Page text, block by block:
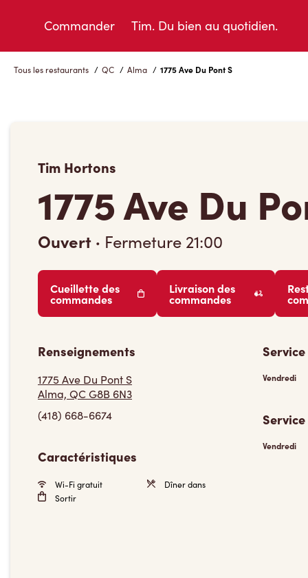
Commander Tim. Du bien au quotidien.
Tous les restaurants / QC / Alma / 1775 Ave Du Pont S
Tim Hortons
1775 Ave Du
Ouvert · Fermeture 21:00
Cueillette des
commandes
Livraison des
commandes
Renseignements
1775 Ave Du Pont S
Alma, QC G8B 6N3
(418) 668-6674
Caractéristiques
Wi-Fi gratuit
Dîner dans
Sortir
Vendredi
Vendredi